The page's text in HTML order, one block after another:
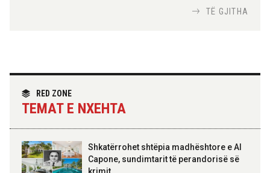
partneritetit strategjik
TË GJITHA
RED ZONE
TEMAT E NXEHTA
Shkatërrohet shtëpia madhështore e Al
Capone, sundimtarit të perandorisë së
krimit